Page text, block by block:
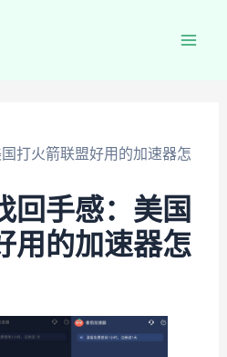
打火箭联盟好用的加速器怎
回手感：美国
用的加速器怎